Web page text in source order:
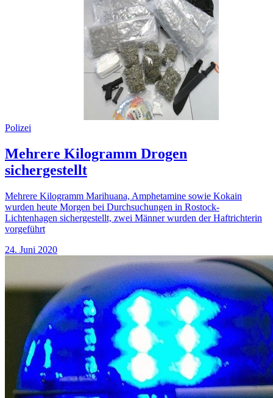
Polizei
Mehrere Kilogramm Drogen
sichergestellt
Mehrere Kilogramm Marihuana, Amphetamine sowie Kokain
wurden heute Morgen bei Durchsuchungen in Rostock-
Lichtenhagen sichergestellt, zwei Männer wurden der Haftrichterin
vorgeführt
24. Juni 2020